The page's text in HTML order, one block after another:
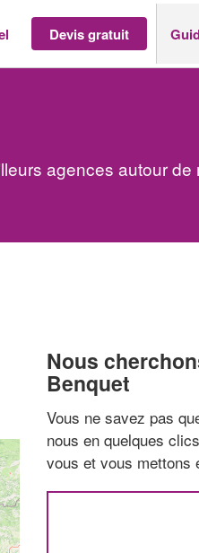
Devis gratuit
agences autour de
Nous
Benquet
Vous ne savez pas
nous en quelques
vous et vous mettons